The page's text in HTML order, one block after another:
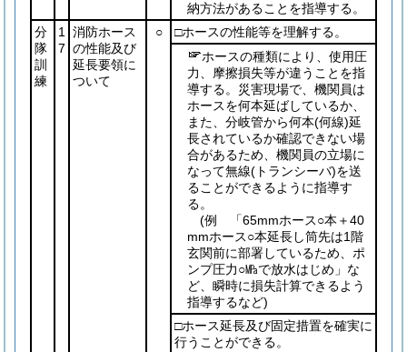
納方法があることを指導する。
分
隊
訓
練
1
7
消防ホース
の性能及び
延長要領に
ついて
○
□ホースの性能等を理解する。
ホースの種類により、使用圧
力、摩擦損失等が違うことを指
導する。災害現場で、機関員は
ホースを何本延ばしているか、
また、分岐管から何本(何線)延
長されているか確認できない場
合があるため、機関員の立場に
なって無線(トランシーバ)を送
ることができるように指導す
る。
(例 「65mmホース○本＋40
mmホース○本延長し筒先は1階
玄関前に部署しているため、ポ
ンプ圧力○㎫で放水はじめ」な
ど、瞬時に損失計算できるよう
指導するなど)
□ホース延長及び固定措置を確実に
行うことができる。